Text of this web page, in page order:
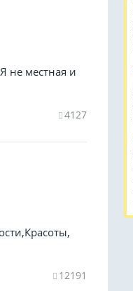
не местная и
4127
12191